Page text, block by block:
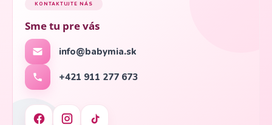
KONTAKTUJTE NÁS
Sme tu pre vás
info@babymia.sk
+421 911 277 673